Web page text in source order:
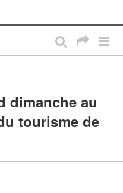
dimanche au
tourisme de